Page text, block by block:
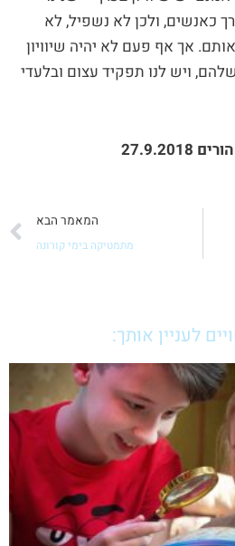
כאנשים, ולכן לא נשפיל, לא
אך אף פעם לא יהיה שיוויון
ויש לנו תפקיד עצום ובלעדי
המאמר הבא
מתמטיקה בימי קורונה
לעניין אותך: